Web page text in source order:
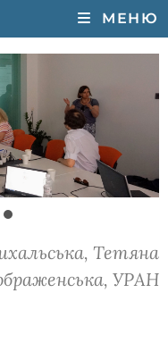
МЕНЮ
Тетяна
УРАН